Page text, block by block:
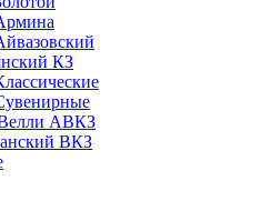
КЗ
АВКЗ
ВКЗ